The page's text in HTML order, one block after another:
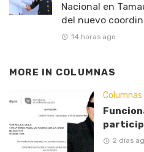
Nacional en
del nuevo
14 horas ago
MORE IN COLUMNAS
Columnas
2 días